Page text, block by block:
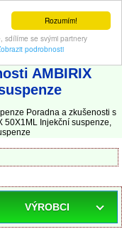
Rozumím!
sdílíme se svými partnery
podrobnosti
léčbou nemocí
AMBIRIX
Poradna a zkušenosti s
50X1ML Injekční suspenze,
VÝROBCI